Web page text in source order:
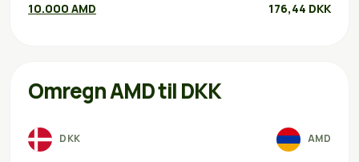
10.000 AMD 176,44 DKK
Omregn AMD til DKK
DKK AMD